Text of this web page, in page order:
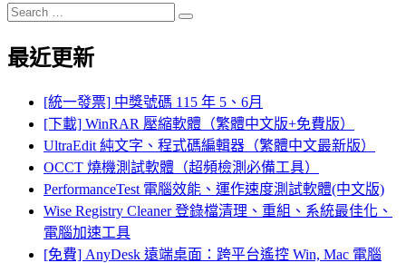
Search
for:
Search
最近更新
[統一發票] 中獎號碼 115 年 5、6月
[下載] WinRAR 壓縮軟體（繁體中文版+免費版）
UltraEdit 純文字、程式碼編輯器（繁體中文最新版）
OCCT 燒機測試軟體（超頻檢測必備工具）
PerformanceTest 電腦效能、運作速度測試軟體(中文版)
Wise Registry Cleaner 登錄檔清理、重組、系統最佳化、
電腦加速工具
[免費] AnyDesk 遠端桌面：跨平台遙控 Win, Mac 電腦